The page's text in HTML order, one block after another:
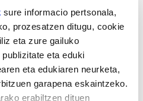
sure informacio pertsonala,
prozesatzen ditugu, cookie
eta zure gailuko
eta eduki
eta edukiaren neurketa,
garapena eskaintzeko.
erabiltzen dituen
2026
OG. OL. LR.
30 31 1 2
6 7 8 9